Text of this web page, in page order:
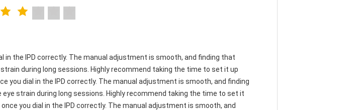
in the IPD correctly. The manual adjustment is smooth, and finding that
during long sessions. Highly recommend taking the time to set it up
you dial in the IPD correctly. The manual adjustment is smooth, and finding
strain during long sessions. Highly recommend taking the time to set it
you dial in the IPD correctly. The manual adjustment is smooth, and